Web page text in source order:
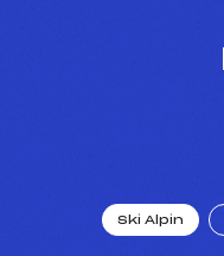
Ski Alpin